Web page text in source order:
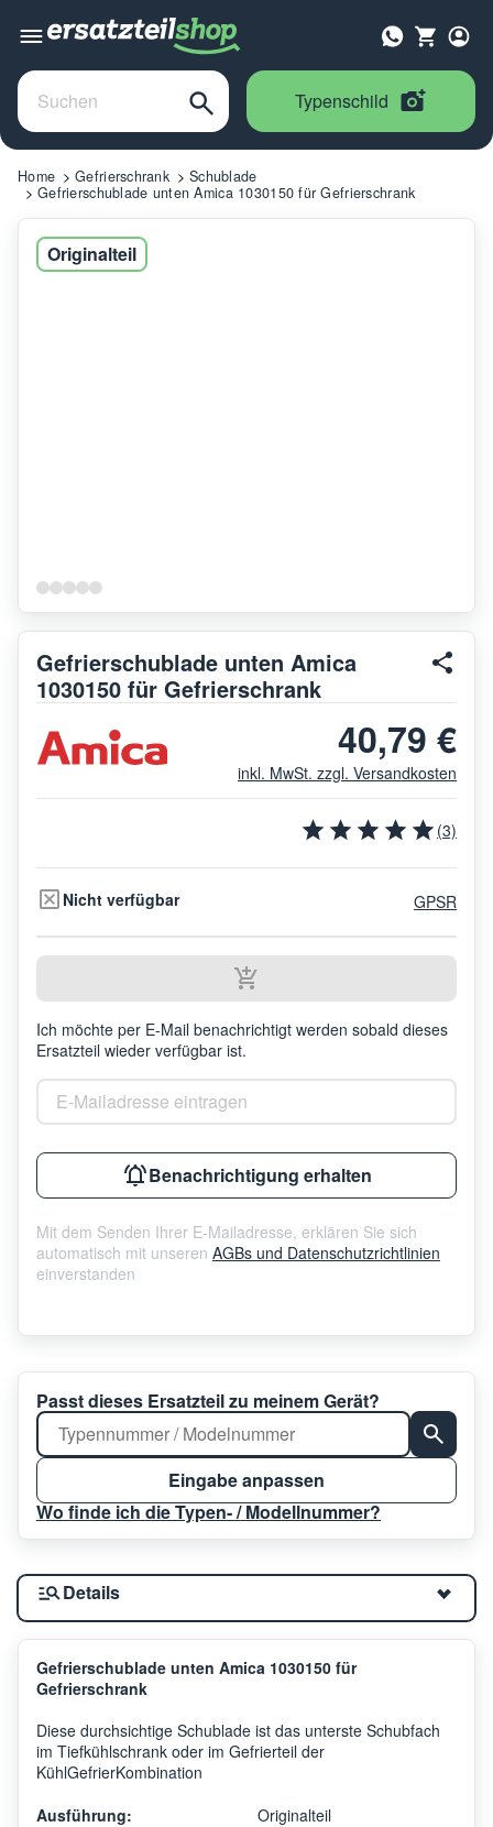
Typenschild
Home Gefrierschrank
Schublade
Gefrierschublade unten Amica 1030150 für Gefrierschrank
Originalteil
Gefrierschublade unten Amica
1030150 für Gefrierschrank
40,79 €
inkl. MwSt. zzgl. Versandkosten
(3)
Nicht verfügbar GPSR
Ich möchte per E-Mail benachrichtigt werden sobald dieses
Ersatzteil wieder verfügbar ist.
E-Mailadresse eintragen
Benachrichtigung erhalten
Mit dem Senden Ihrer E-Mailadresse, erklären Sie sich
automatisch mit unseren AGBs und Datenschutzrichtlinien
einverstanden
Passt dieses Ersatzteil zu meinem Gerät?
Eingabe anpassen
Wo finde ich die Typen- / Modellnummer?
Details
Gefrierschublade unten Amica 1030150 für
Gefrierschrank
Diese durchsichtige Schublade ist das unterste Schubfach
im Tiefkühlschrank oder im Gefrierteil der
KühlGefrierKombination
Ausführung:
Originalteil